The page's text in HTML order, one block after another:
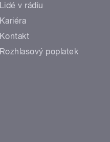
Lidé v rádiu
Kariéra
Kontakt
Rozhlasový poplatek